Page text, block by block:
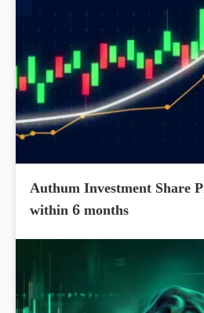
Authum Investment Share
within 6 months